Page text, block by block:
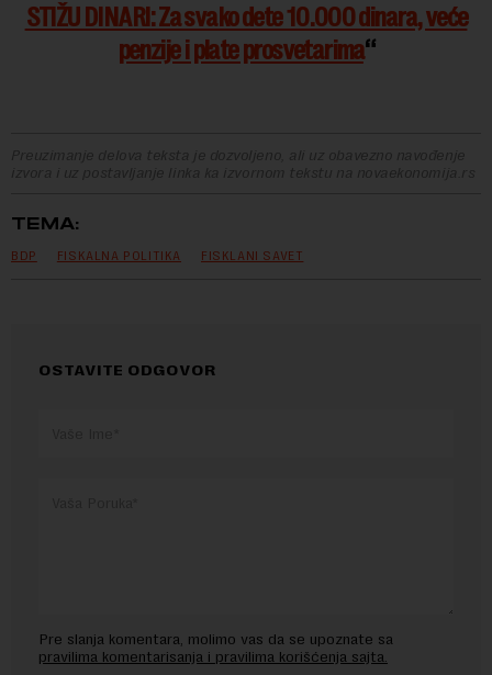
STIŽU DINARI: Za svako dete 10.000 dinara, veće
penzije i plate prosvetarima
Preuzimanje delova teksta je dozvoljeno, ali uz obavezno navođenje
izvora i uz postavljanje linka ka izvornom tekstu na novaekonomija.rs
TEMA:
BDP FISKALNA POLITIKA FISKLANI SAVET
OSTAVITE ODGOVOR
Pre slanja komentara, molimo vas da se upoznate sa
pravilima komentarisanja i pravilima korišćenja sajta.